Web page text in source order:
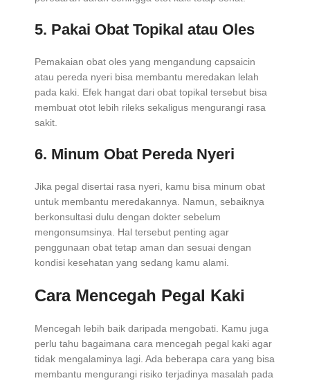
5. Pakai Obat Topikal atau Oles
Pemakaian obat oles yang mengandung capsaicin
atau pereda nyeri bisa membantu meredakan lelah
pada kaki. Efek hangat dari obat topikal tersebut bisa
membuat otot lebih rileks sekaligus mengurangi rasa
sakit.
6. Minum Obat Pereda Nyeri
Jika pegal disertai rasa nyeri, kamu bisa minum obat
untuk membantu meredakannya. Namun, sebaiknya
berkonsultasi dulu dengan dokter sebelum
mengonsumsinya. Hal tersebut penting agar
penggunaan obat tetap aman dan sesuai dengan
kondisi kesehatan yang sedang kamu alami.
Cara Mencegah Pegal Kaki
Mencegah lebih baik daripada mengobati. Kamu juga
perlu tahu bagaimana cara mencegah pegal kaki agar
tidak mengalaminya lagi. Ada beberapa cara yang bisa
membantu mengurangi risiko terjadinya masalah pada